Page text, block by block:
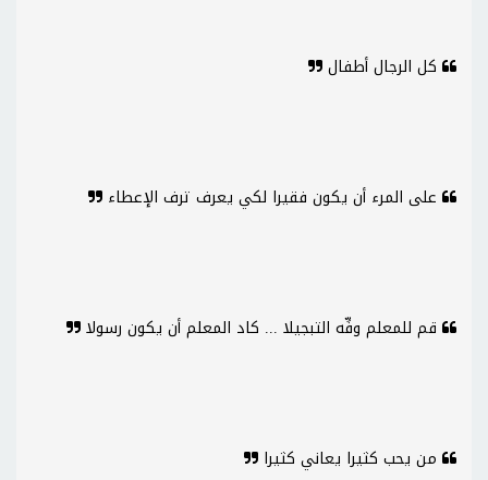
كل الرجال أطفال
على المرء أن يكون فقيرا لكي يعرف ترف الإعطاء
قم للمعلم وفِّه التبجيلا ... كاد المعلم أن يكون رسولا
من يحب كثيرا يعاني كثيرا